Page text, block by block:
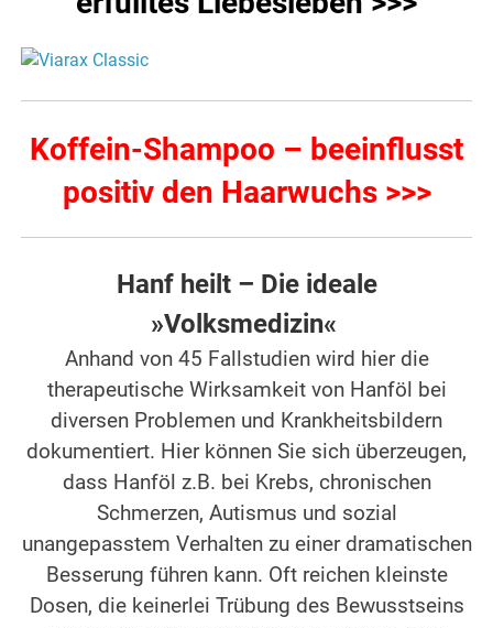
Koffein-Shampoo – beeinflusst
positiv den Haarwuchs >>>
Hanf heilt – Die ideale
»Volksmedizin«
Anhand von 45 Fallstudien wird hier die
therapeutische Wirksamkeit von Hanföl bei
diversen Problemen und Krankheitsbildern
dokumentiert. Hier können Sie sich überzeugen,
dass Hanföl z.B. bei Krebs, chronischen
Schmerzen, Autismus und sozial
unangepasstem Verhalten zu einer dramatischen
Besserung führen kann. Oft reichen kleinste
Dosen, die keinerlei Trübung des Bewusstseins